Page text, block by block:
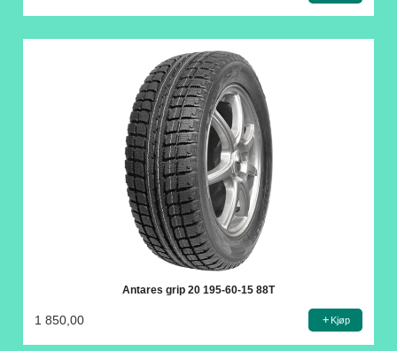
Antares grip 20 195-60-15 88T
1 850,00 Kjøp